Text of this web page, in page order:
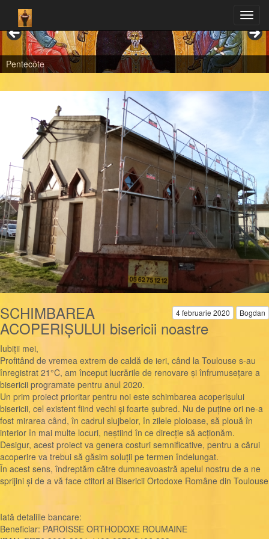
Pentecôte
4 februarie 2020 Bogdan
SCHIMBAREA
ACOPERIȘULUI bisericii noastre
Iubiții mei,
Profitând de vremea extrem de caldă de ieri, când la Toulouse s-au
înregistrat 21°C, am început lucrările de renovare și înfrumusețare a
bisericii programate pentru anul 2020.
Un prim proiect prioritar pentru noi este schimbarea acoperișului
bisericii, cel existent fiind vechi și foarte șubred. Nu de puține ori ne-a
fost mirarea când, în cadrul slujbelor, în zilele ploioase, să plouă în
interior în mai multe locuri, neștiind în ce direcție să acționăm.
Desigur, acest proiect va genera costuri semnificative, pentru a cărui
acoperire va trebui să găsim soluții pe termen îndelungat.
În acest sens, îndreptăm către dumneavoastră apelul nostru de a ne
sprijini și de a vă face ctitori ai Bisericii Ortodoxe Române din Toulouse
Iată detaliile bancare:
Beneficiar: PAROISSE ORTHODOXE ROUMAINE